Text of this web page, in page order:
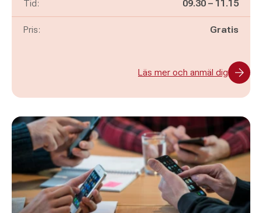
Tid: Pågår mellan
09.30 – och
11.15
Pris: Gratis
Läs mer och anmäl dig